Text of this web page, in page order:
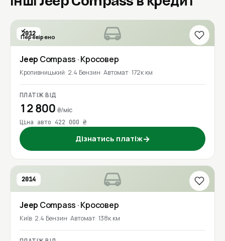
2012
Перевірено
Jeep Compass · Кросовер
Кропивницький 2.4 Бензин Автомат 172к км
ПЛАТІЖ ВІД
12 800 ₴/міс
Ціна авто 422 000 ₴
Дізнатись платіж→
2014
Jeep Compass · Кросовер
Київ 2.4 Бензин Автомат 138к км